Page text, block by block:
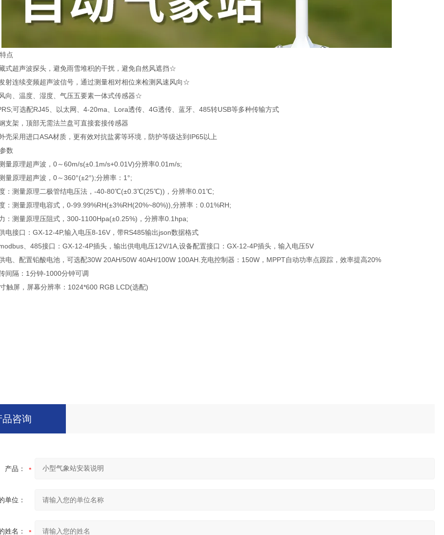
点
超声波探头，避免雨雪堆积的干扰，避免自然风遮挡☆
连续变频超声波信号，通过测量相对相位来检测风速风向☆
、温度、湿度、气压五要素一体式传感器☆
可选配RJ45、以太网、4-20ma、Lora透传、4G透传、蓝牙、485转USB等多种传输方式
架，顶部无需法兰盘可直接套接传感器
采用进口ASA材质，更有效对抗盐雾等环境，防护等级达到IP65以上
数
原理超声波，0～60m/s(±0.1m/s+0.01V)分辨率0.01m/s;
原理超声波，0～360°(±2°);分辨率：1°;
测量原理二极管结电压法，-40-80℃(±0.3℃(25℃))，分辨率0.01℃;
测量原理电容式，0-99.99%RH(±3%RH(20%~80%)),分辨率：0.01%RH;
测量原理压阻式，300-1100Hpa(±0.25%)，分辨率0.1hpa;
接口：GX-12-4P,输入电压8-16V，带RS485输出json数据格式
、485接口：GX-12-4P插头，输出供电电压12V/1A,设备配置接口：GX-12-4P插头，输入电压5V
、配置铅酸电池，可选配30W 20AH/50W 40AH/100W 100AH.充电控制器：150W，MPPT自动功率点跟踪，效率提高20%
隔：1分钟-1000分钟可调
屏，屏幕分辨率：1024*600 RGB LCD(选配)
品咨询
产品：
单位：
姓名：